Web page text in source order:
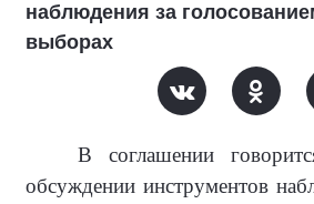
наблюдения за
выборах
В соглашении
обсуждении инструментов